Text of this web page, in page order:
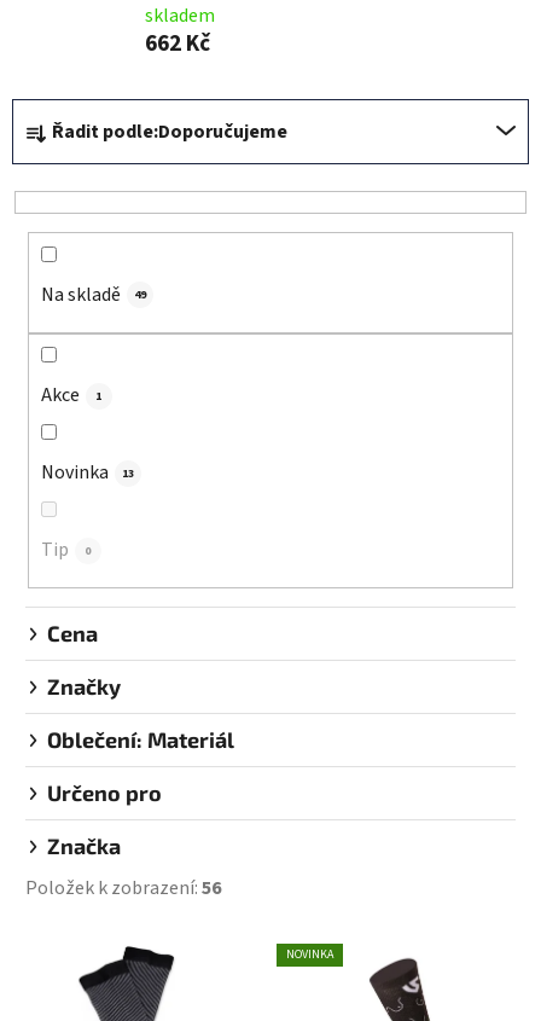
skladem
662 Kč
Ř
a
z
e
Řadit podle:Doporučujeme
Na skladě 49
Akce 1
Novinka 13
Tip 0
Cena
Značky
Oblečení: Materiál
Určeno pro
Značka
Položek k zobrazení:56
NOVINKA